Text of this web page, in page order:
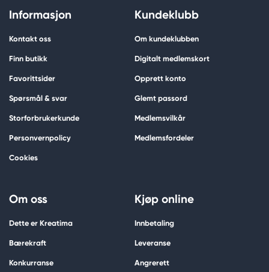
Informasjon
Kontakt oss
Finn butikk
Favorittsider
Spørsmål & svar
Storforbrukerkunde
Personvernpolicy
Cookies
Kundeklubb
Om kundeklubben
Digitalt medlemskort
Opprett konto
Glemt passord
Medlemsvilkår
Medlemsfordeler
Om oss
Dette er Kreatima
Bærekraft
Konkurranse
Kjøp online
Innbetaling
Leveranse
Angrerett